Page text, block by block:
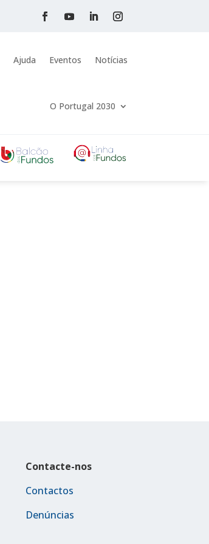
Ajuda Eventos Notícias
O Portugal 2030
Contacte-nos
Contactos
Denúncias